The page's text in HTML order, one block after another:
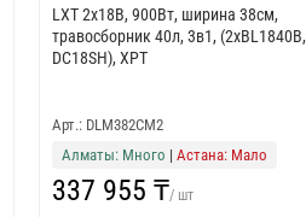
LXT 2х18В, 900Вт, ширина 38см,
травосборник 40л, 3в1, (2xBL1840B,
DC18SH), XPT
Арт.: DLM382CM2
Алматы: Много | Астана: Мало
337 955 ₸/ шт